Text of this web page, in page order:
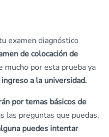
examen diagnóstico
de colocación de
mucho por esta prueba ya
a la universidad.
por temas básicos de
las preguntas que puedas,
puedes intentar